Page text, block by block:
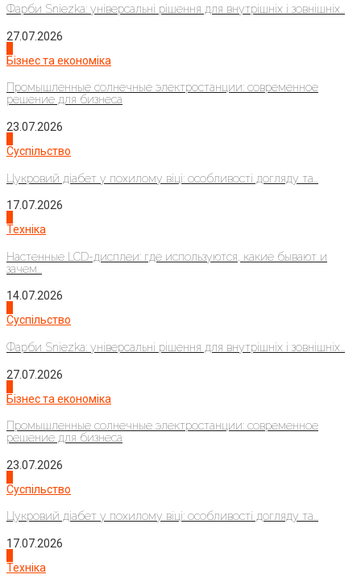
Фарби Sniezka: універсальні рішення для внутрішніх і зовнішніх...
27.07.2026
Бізнес та економіка
Промышленные солнечные электростанции: современное
решение для бизнеса
23.07.2026
Суспільство
Цукровий діабет у похилому віці: особливості догляду та...
17.07.2026
Техніка
Настенные LCD-дисплеи: где используются, какие бывают и
зачем...
14.07.2026
Суспільство
Фарби Sniezka: універсальні рішення для внутрішніх і зовнішніх...
27.07.2026
Бізнес та економіка
Промышленные солнечные электростанции: современное
решение для бизнеса
23.07.2026
Суспільство
Цукровий діабет у похилому віці: особливості догляду та...
17.07.2026
Техніка